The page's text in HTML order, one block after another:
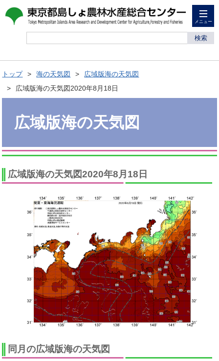
メニュー
検索
トップ 海の天気図
広域版海の天気図
広域版海の天気図2020年8月18日
広域版海の天気図
広域版海の天気図2020年8月18日
同月の広域版海の天気図